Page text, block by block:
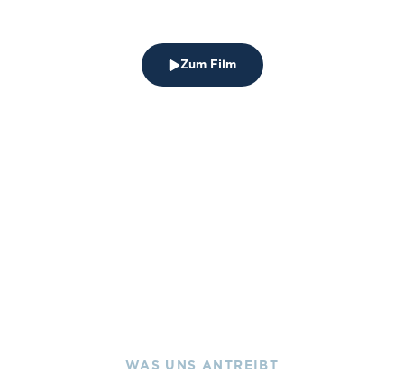
Zum Film
WAS UNS ANTREIBT